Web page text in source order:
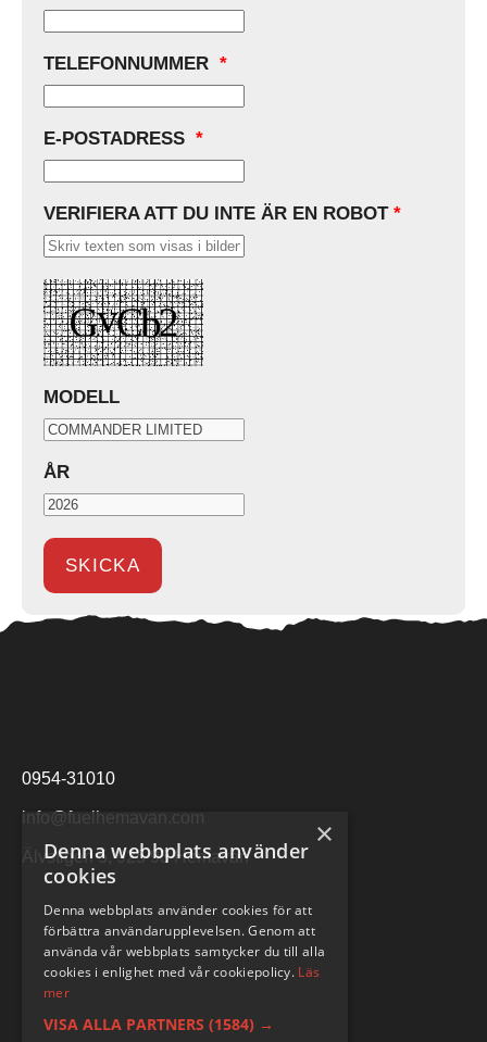
TELEFONNUMMER *
E-POSTADRESS *
VERIFIERA ATT DU INTE ÄR EN ROBOT *
MODELL
ÅR
0954-31010
info@fuelhemavan.com
Älvstigen 5, 925 93 Hemavan
×
Denna webbplats använder
cookies
Denna webbplats använder cookies för att
förbättra användarupplevelsen. Genom att
använda vår webbplats samtycker du till alla
cookies i enlighet med vår cookiepolicy. Läs
mer
VISA ALLA PARTNERS (1584) →